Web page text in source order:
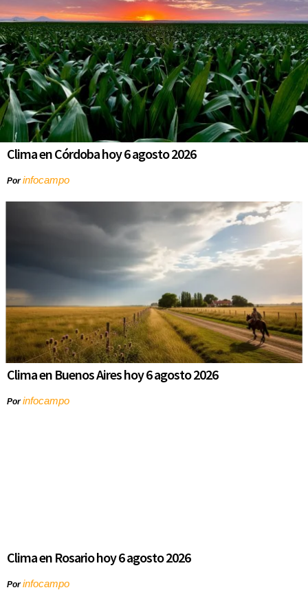
Clima en Córdoba hoy 6 agosto 2026
Porinfocampo
Clima en Buenos Aires hoy 6 agosto 2026
Porinfocampo
Clima en Rosario hoy 6 agosto 2026
Porinfocampo